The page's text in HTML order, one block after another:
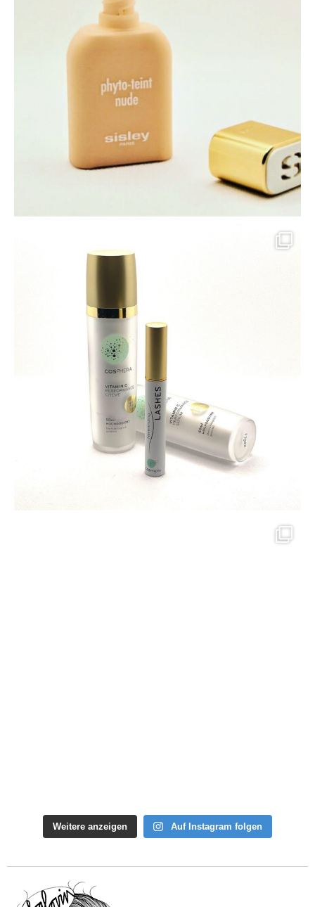
Weitere anzeigen Auf Instagram folgen